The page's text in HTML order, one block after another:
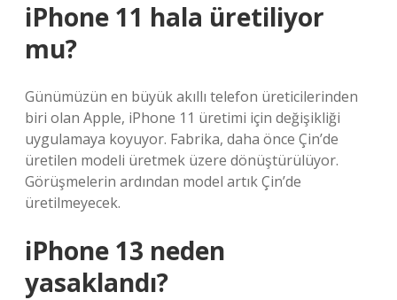
iPhone 11 hala üretiliyor
mu?
Günümüzün en büyük akıllı telefon üreticilerinden
biri olan Apple, iPhone 11 üretimi için değişikliği
uygulamaya koyuyor. Fabrika, daha önce Çin’de
üretilen modeli üretmek üzere dönüştürülüyor.
Görüşmelerin ardından model artık Çin’de
üretilmeyecek.
iPhone 13 neden
yasaklandı?